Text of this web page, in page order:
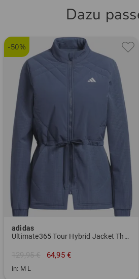
Dazu
-50%
adidas
Ultimate365 Tour Hybrid Jacket Thermo Jacke
129,95 € 64,95 €
in: M L